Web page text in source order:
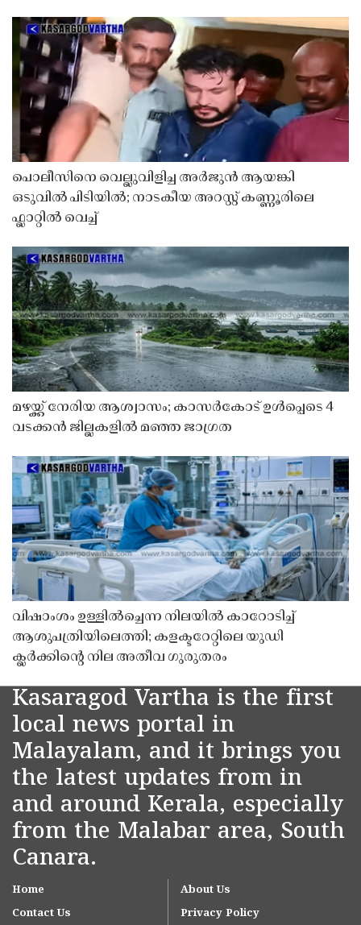
പൊലീസിനെ വെല്ലുവിളിച്ച അർജുൻ ആയങ്കി
ഒടുവിൽ പിടിയിൽ; നാടകീയ അറസ്റ്റ് കണ്ണൂരിലെ
ഫ്ലാറ്റിൽ വെച്ച്
മഴയ്ക്ക് നേരിയ ആശ്വാസം; കാസർകോട് ഉൾപ്പെടെ 4
വടക്കൻ ജില്ലകളിൽ മഞ്ഞ ജാഗ്രത
വിഷാംശം ഉള്ളിൽച്ചെന്ന നിലയിൽ കാറോടിച്ച്
ആശുപത്രിയിലെത്തി; കളക്ടറേറ്റിലെ യുഡി
ക്ലർക്കിൻ്റെ നില അതീവ ഗുരുതരം
Kasaragod Vartha is the first
local news portal in
Malayalam, and it brings you
the latest updates from in
and around Kerala, especially
from the Malabar area, South
Canara.
Home
About Us
Contact Us
Privacy Policy